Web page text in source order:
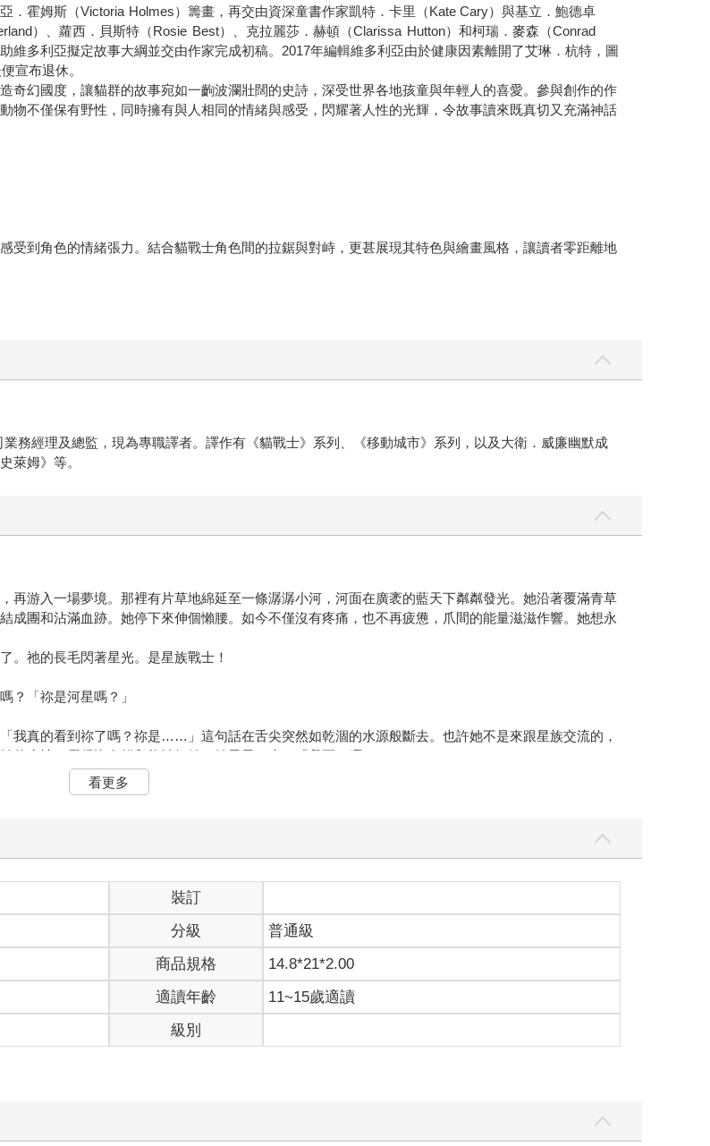
．霍姆斯（Victoria Holmes）籌畫，再交由資深童書作家凱特．卡里（Kate Cary）與基立．鮑德卓
）、蘿西．貝斯特（Rosie Best）、克拉麗莎．赫頓（Clarissa Hutton）和柯瑞．麥森（Conrad
維多利亞擬定故事大綱並交由作家完成初稿。2017年編輯維多利亞由於健康因素離開了艾琳．杭特，圖
宣布退休。
奇幻國度，讓貓群的故事宛如一齣波瀾壯闊的史詩，深受世界各地孩童與年輕人的喜愛。參與創作的作
物不僅保有野性，同時擁有與人相同的情緒與感受，閃耀著人性的光輝，令故事讀來既真切又充滿神話
受到角色的情緒張力。結合貓戰士角色間的拉鋸與對峙，更甚展現其特色與繪畫風格，讓讀者零距離地
務經理及總監，現為專職譯者。譯作有《貓戰士》系列、《移動城市》系列，以及大衛．威廉幽默成
萊姆》等。
再游入一場夢境。那裡有片草地綿延至一條潺潺小河，河面在廣袤的藍天下粼粼發光。她沿著覆滿青草
成團和沾滿血跡。她停下來伸個懶腰。如今不僅沒有疼痛，也不再疲憊，爪間的能量滋滋作響。她想永
。祂的長毛閃著星光。是星族戰士！
？「祢是河星嗎？」
我真的看到祢了嗎？祢是……」這句話在舌尖突然如乾涸的水源般斷去。也許她不是來跟星族交流的，
病情，覺得沒有貓兒能治好她。她吞吞口水：「我死了嗎？」
沖走。」
夠領導這個部族前，妳必須先鋪平道路。」
強大。」
葦鬚的屍體後，她就一直期盼星族能直接顯靈，告訴她該怎麼做。現在，河星終於出現在她面前了，但
，她究竟還能做什麼呢？「我已犯下太多錯，無論我做什麼，都是錯的。」
忘記了什麼重要的事，那又該怎麼辦？
要開口問，畫面卻消失了。霜掌醒了過來，發現自己仍在馬場的巢穴。
在她乾草臥鋪下的白色毛皮上。她皺起鼻子。這味道像藥草，但比她聞過的所有藥草都還要濃烈。她
看更多
裝訂
分級
普通級
商品規格
14.8*21*2.00
適讀年齡
11~15歲適讀
級別